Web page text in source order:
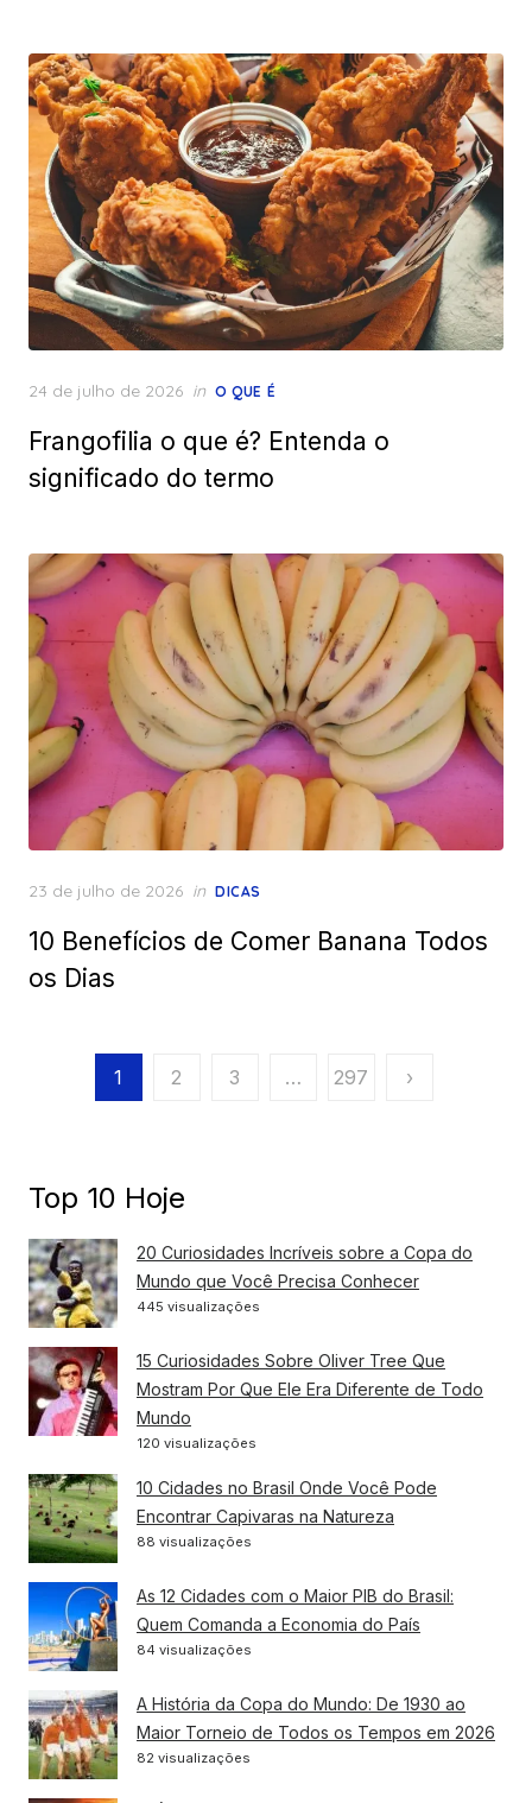
Posted
24 de julho de 2026 in O QUE É
Frangofilia o que é? Entenda o
significado do termo
Posted
23 de julho de 2026 in DICAS
10 Benefícios de Comer Banana Todos
os Dias
Paginação
1 2 3 … 297 ›
Top 10 Hoje
20 Curiosidades Incríveis sobre a Copa do
Mundo que Você Precisa Conhecer
445 visualizações
15 Curiosidades Sobre Oliver Tree Que
Mostram Por Que Ele Era Diferente de Todo
Mundo
120 visualizações
10 Cidades no Brasil Onde Você Pode
Encontrar Capivaras na Natureza
88 visualizações
As 12 Cidades com o Maior PIB do Brasil:
Quem Comanda a Economia do País
84 visualizações
A História da Copa do Mundo: De 1930 ao
Maior Torneio de Todos os Tempos em 2026
82 visualizações